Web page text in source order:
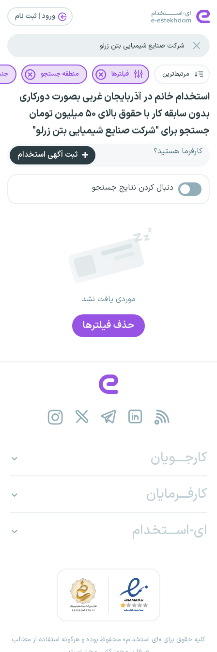
ورود | ثبت‌ نام
مرتبط‌ترین فیلترها منطقه جستجو
استخدام خانم در آذربایجان غربی بصورت دورکاری
بدون سابقه کار با حقوق بالای ۵۰ میلیون تومان
جستجو برای "شرکت صنایع شیمیایی بتن زرلو"
کارفرما هستید؟ ثبت آگهی استخدام
دنبال کردن نتایج جستجو
موردی یافت نشد
حذف فیلتر‌ها
کارجـــویان
کارفـــرمایان
ای-اســـتخدام
کلیه حقوق برای «ای استخدام» محفوظ بوده و هرگونه استفاده از مطالب